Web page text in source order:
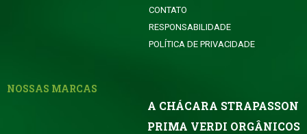
CONTATO
RESPONSABILIDADE
POLÍTICA DE PRIVACIDADE
NOSSAS MARCAS
A CHÁCARA STRAPASSON
PRIMA VERDI ORGÂNICOS